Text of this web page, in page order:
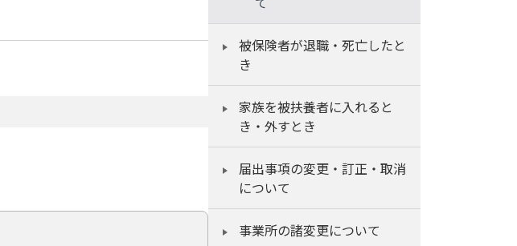
被保険者が退職・死亡したと
き
家族を被扶養者に入れると
き・外すとき
届出事項の変更・訂正・取消
について
事業所の諸変更について